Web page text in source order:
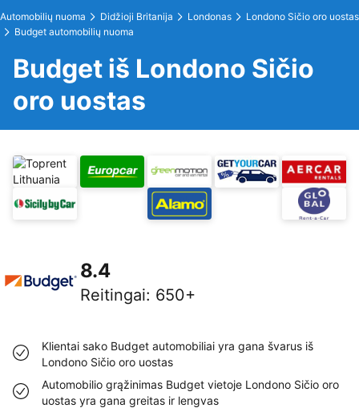
Automobilių nuoma Didžioji Britanija Londonas
Londono Sičio oro uostas
Budget automobilių nuoma
Budget iš Londono Sičio
oro uostas
8.4
Reitingai: 650+
Klientai sako Budget automobiliai yra gana švarus iš
Londono Sičio oro uostas
Automobilio grąžinimas Budget vietoje Londono Sičio oro
uostas yra gana greitas ir lengvas